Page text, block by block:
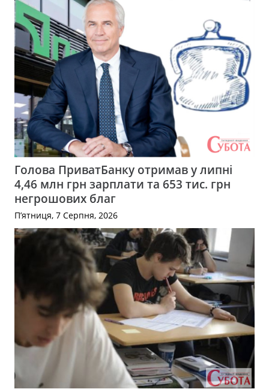
Голова ПриватБанку отримав у липні
4,46 млн грн зарплати та 653 тис. грн
негрошових благ
П’ятниця, 7 Серпня, 2026